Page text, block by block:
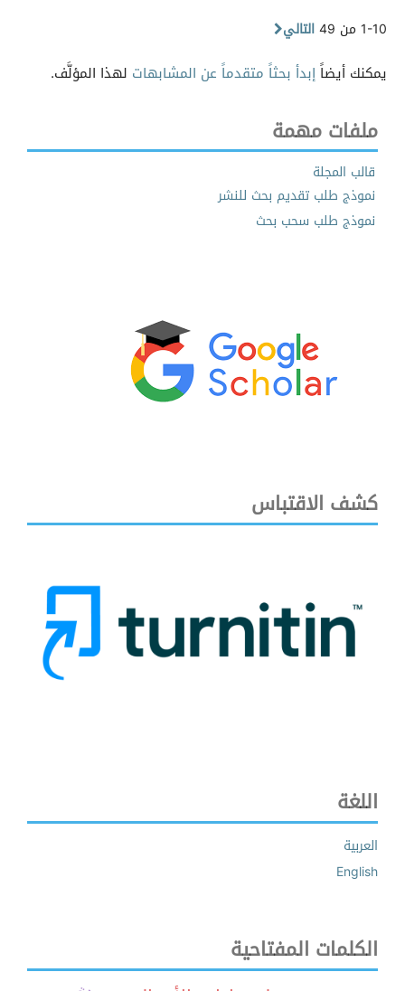
1-10 من 49
التالي
يمكنك أيضاًإبدأ بحثاً متقدماً عن المشابهات لهذا المؤلَّف.
ملفات مهمة
قالب المجلة
نموذج طلب تقديم بحث للنشر
نموذج طلب سحب بحث
كشف الاقتباس
اللغة
العربية
English
الكلمات المفتاحية